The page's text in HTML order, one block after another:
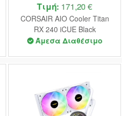
Τιμή: 171,20 €
CORSAIR AIO Cooler Titan
RX 240 iCUE Black
Άμεσα Διαθέσιμο